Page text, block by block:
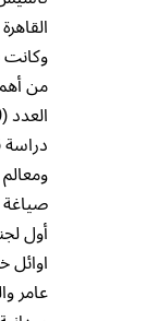
من
أول
عامر